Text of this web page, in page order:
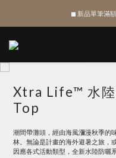
綁定 LINE 註
◼︎ 新品單筆滿
綁定 LINE 註
Xtra Life™ 水
Top
潮間帶灘頭，經由海風瀰漫秋季的
林。無論是計畫的海外避暑之旅，
因應各式活動類型，全新水陸防曬